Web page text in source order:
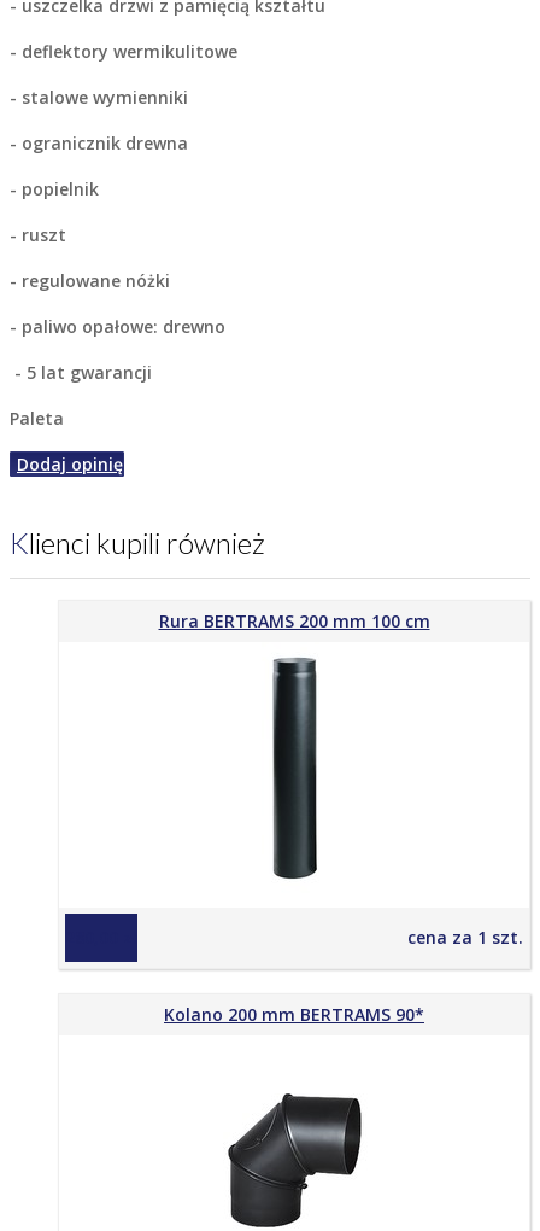
- uszczelka drzwi z pamięcią kształtu
- deflektory wermikulitowe
- stalowe wymienniki
- ogranicznik drewna
- popielnik
- ruszt
- regulowane nóżki
- paliwo opałowe: drewno
- 5 lat gwarancji
Paleta
Dodaj opinię
Klienci kupili również
Rura BERTRAMS 200 mm 100 cm
cena za 1 szt.
Kolano 200 mm BERTRAMS 90*